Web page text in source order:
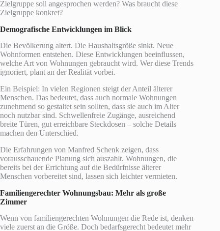
Zielgruppe soll angesprochen werden? Was braucht diese
Zielgruppe konkret?
Demografische Entwicklungen im Blick
Die Bevölkerung altert. Die Haushaltsgröße sinkt. Neue
Wohnformen entstehen. Diese Entwicklungen beeinflussen,
welche Art von Wohnungen gebraucht wird. Wer diese Trends
ignoriert, plant an der Realität vorbei.
Ein Beispiel: In vielen Regionen steigt der Anteil älterer
Menschen. Das bedeutet, dass auch normale Wohnungen
zunehmend so gestaltet sein sollten, dass sie auch im Alter
noch nutzbar sind. Schwellenfreie Zugänge, ausreichend
breite Türen, gut erreichbare Steckdosen – solche Details
machen den Unterschied.
Die Erfahrungen von Manfred Schenk zeigen, dass
vorausschauende Planung sich auszahlt. Wohnungen, die
bereits bei der Errichtung auf die Bedürfnisse älterer
Menschen vorbereitet sind, lassen sich leichter vermieten.
Familiengerechter Wohnungsbau: Mehr als große
Zimmer
Wenn von familiengerechten Wohnungen die Rede ist, denken
viele zuerst an die Größe. Doch bedarfsgerecht bedeutet mehr